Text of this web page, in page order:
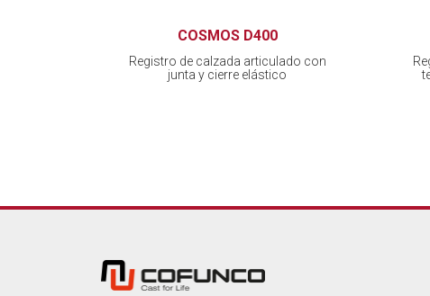
COSMOS D400
Registro de calzada articulado con
junta y cierre elástico